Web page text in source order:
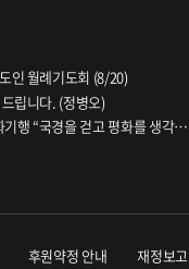
인 월례기도회 (8/20)
립니다. (정병오)
행 “국경을 걷고 평화를 생각하
후원약정 안내 재정보고